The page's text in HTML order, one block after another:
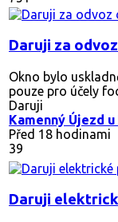
Daruji za
Okno bylo
pouze pro účely
Daruji
Kamenný Újezd
Před 18 hodinami
39
Daruji